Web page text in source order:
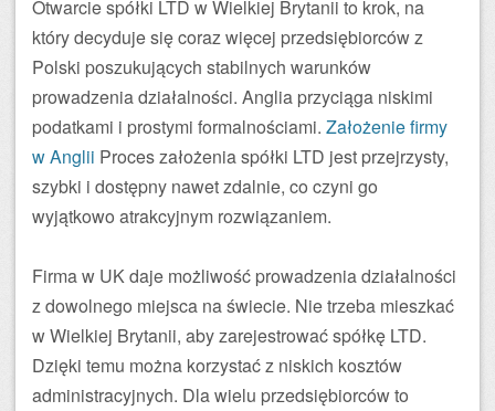
Otwarcie spółki LTD w Wielkiej Brytanii to krok, na
który decyduje się coraz więcej przedsiębiorców z
Polski poszukujących stabilnych warunków
prowadzenia działalności. Anglia przyciąga niskimi
podatkami i prostymi formalnościami. Założenie firmy
w Anglii Proces założenia spółki LTD jest przejrzysty,
szybki i dostępny nawet zdalnie, co czyni go
wyjątkowo atrakcyjnym rozwiązaniem.
Firma w UK daje możliwość prowadzenia działalności
z dowolnego miejsca na świecie. Nie trzeba mieszkać
w Wielkiej Brytanii, aby zarejestrować spółkę LTD.
Dzięki temu można korzystać z niskich kosztów
administracyjnych. Dla wielu przedsiębiorców to